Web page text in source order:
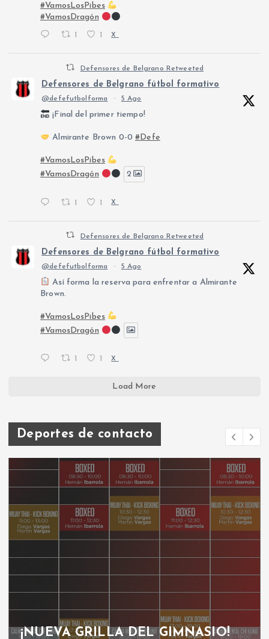
#VamosLosPibes
#VamosDragón
X
Defensores de Belgrano Retweeted
Defensores de Belgrano fútbol formativo
@defefutbolforma · 5 Ago
¡Final del primer tiempo!
Almirante Brown 0-0#Defe
#VamosLosPibes
#VamosDragón
2
1 1 X
Defensores de Belgrano Retweeted
Defensores de Belgrano fútbol formativo
@defefutbolforma · 5 Ago
Así forma la reserva para enfrentar a Almirante
Brown.
#VamosLosPibes
#VamosDragón
X
Load More
Deportes de contacto
¡NUEVA GRILLA DEL GIMNASIO!